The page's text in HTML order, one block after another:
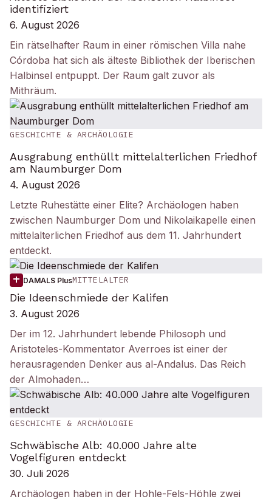
identifiziert
6. August 2026
Ein rätselhafter Raum in einer römischen Villa nahe
Córdoba hat sich als älteste Bibliothek der Iberischen
Halbinsel entpuppt. Der Raum galt zuvor als
Mithräum.
GESCHICHTE & ARCHÄOLOGIE
Ausgrabung enthüllt mittelalterlichen Friedhof
am Naumburger Dom
4. August 2026
Letzte Ruhestätte einer Elite? Archäologen haben
zwischen Naumburger Dom und Nikolaikapelle einen
mittelalterlichen Friedhof aus dem 11. Jahrhundert
entdeckt.
DAMALS PlusMITTELALTER
Die Ideenschmiede der Kalifen
3. August 2026
Der im 12. Jahrhundert lebende Philosoph und
Aristoteles-Kommentator Averroes ist einer der
herausragenden Denker aus al-Andalus. Das Reich
der Almohaden…
GESCHICHTE & ARCHÄOLOGIE
Schwäbische Alb: 40.000 Jahre alte
Vogelfiguren entdeckt
30. Juli 2026
Archäologen haben in der Hohle-Fels-Höhle zwei